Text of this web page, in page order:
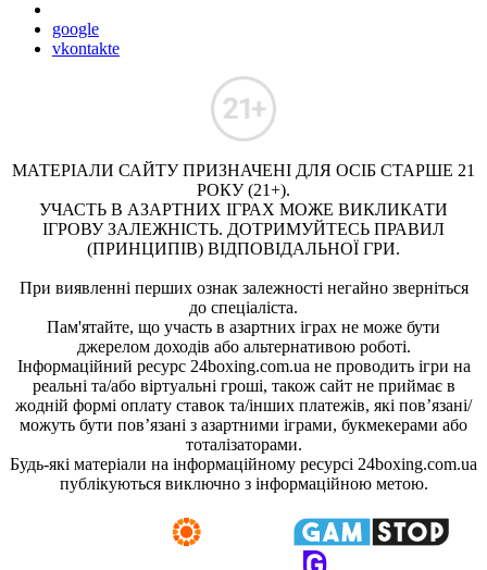
google
vkontakte
МАТЕРІАЛИ САЙТУ ПРИЗНАЧЕНІ ДЛЯ ОСІБ СТАРШЕ 21
РОКУ (21+).
УЧАСТЬ В АЗАРТНИХ ІГРАХ МОЖЕ ВИКЛИКАТИ
ІГРОВУ ЗАЛЕЖНІСТЬ. ДОТРИМУЙТЕСЬ ПРАВИЛ
(ПРИНЦИПІВ) ВІДПОВІДАЛЬНОЇ ГРИ.
При виявленні перших ознак залежності негайно зверніться
до спеціаліста.
Пам'ятайте, що участь в азартних іграх не може бути
джерелом доходів або альтернативою роботі.
Інформаційний ресурс 24boxing.com.ua не проводить ігри на
реальні та/або віртуальні гроші, також сайт не приймає в
жодній формі оплату ставок та/інших платежів, які пов’язані/
можуть бути пов’язані з азартними іграми, букмекерами або
тоталізаторами.
Будь-які матеріали на інформаційному ресурсі 24boxing.com.ua
публікуються виключно з інформаційною метою.